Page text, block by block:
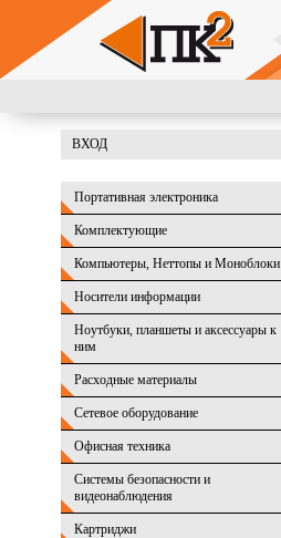
Перейти к основному содержанию
ВХОД
Портативная электроника
Комплектующие
Компьютеры, Неттопы и Моноблоки
Носители информации
Ноутбуки, планшеты и аксессуары к
ним
Расходные материалы
Сетевое оборудование
Офисная техника
Системы безопасности и
видеонаблюдения
Картриджи